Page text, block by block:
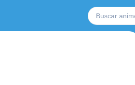
Buscar no site